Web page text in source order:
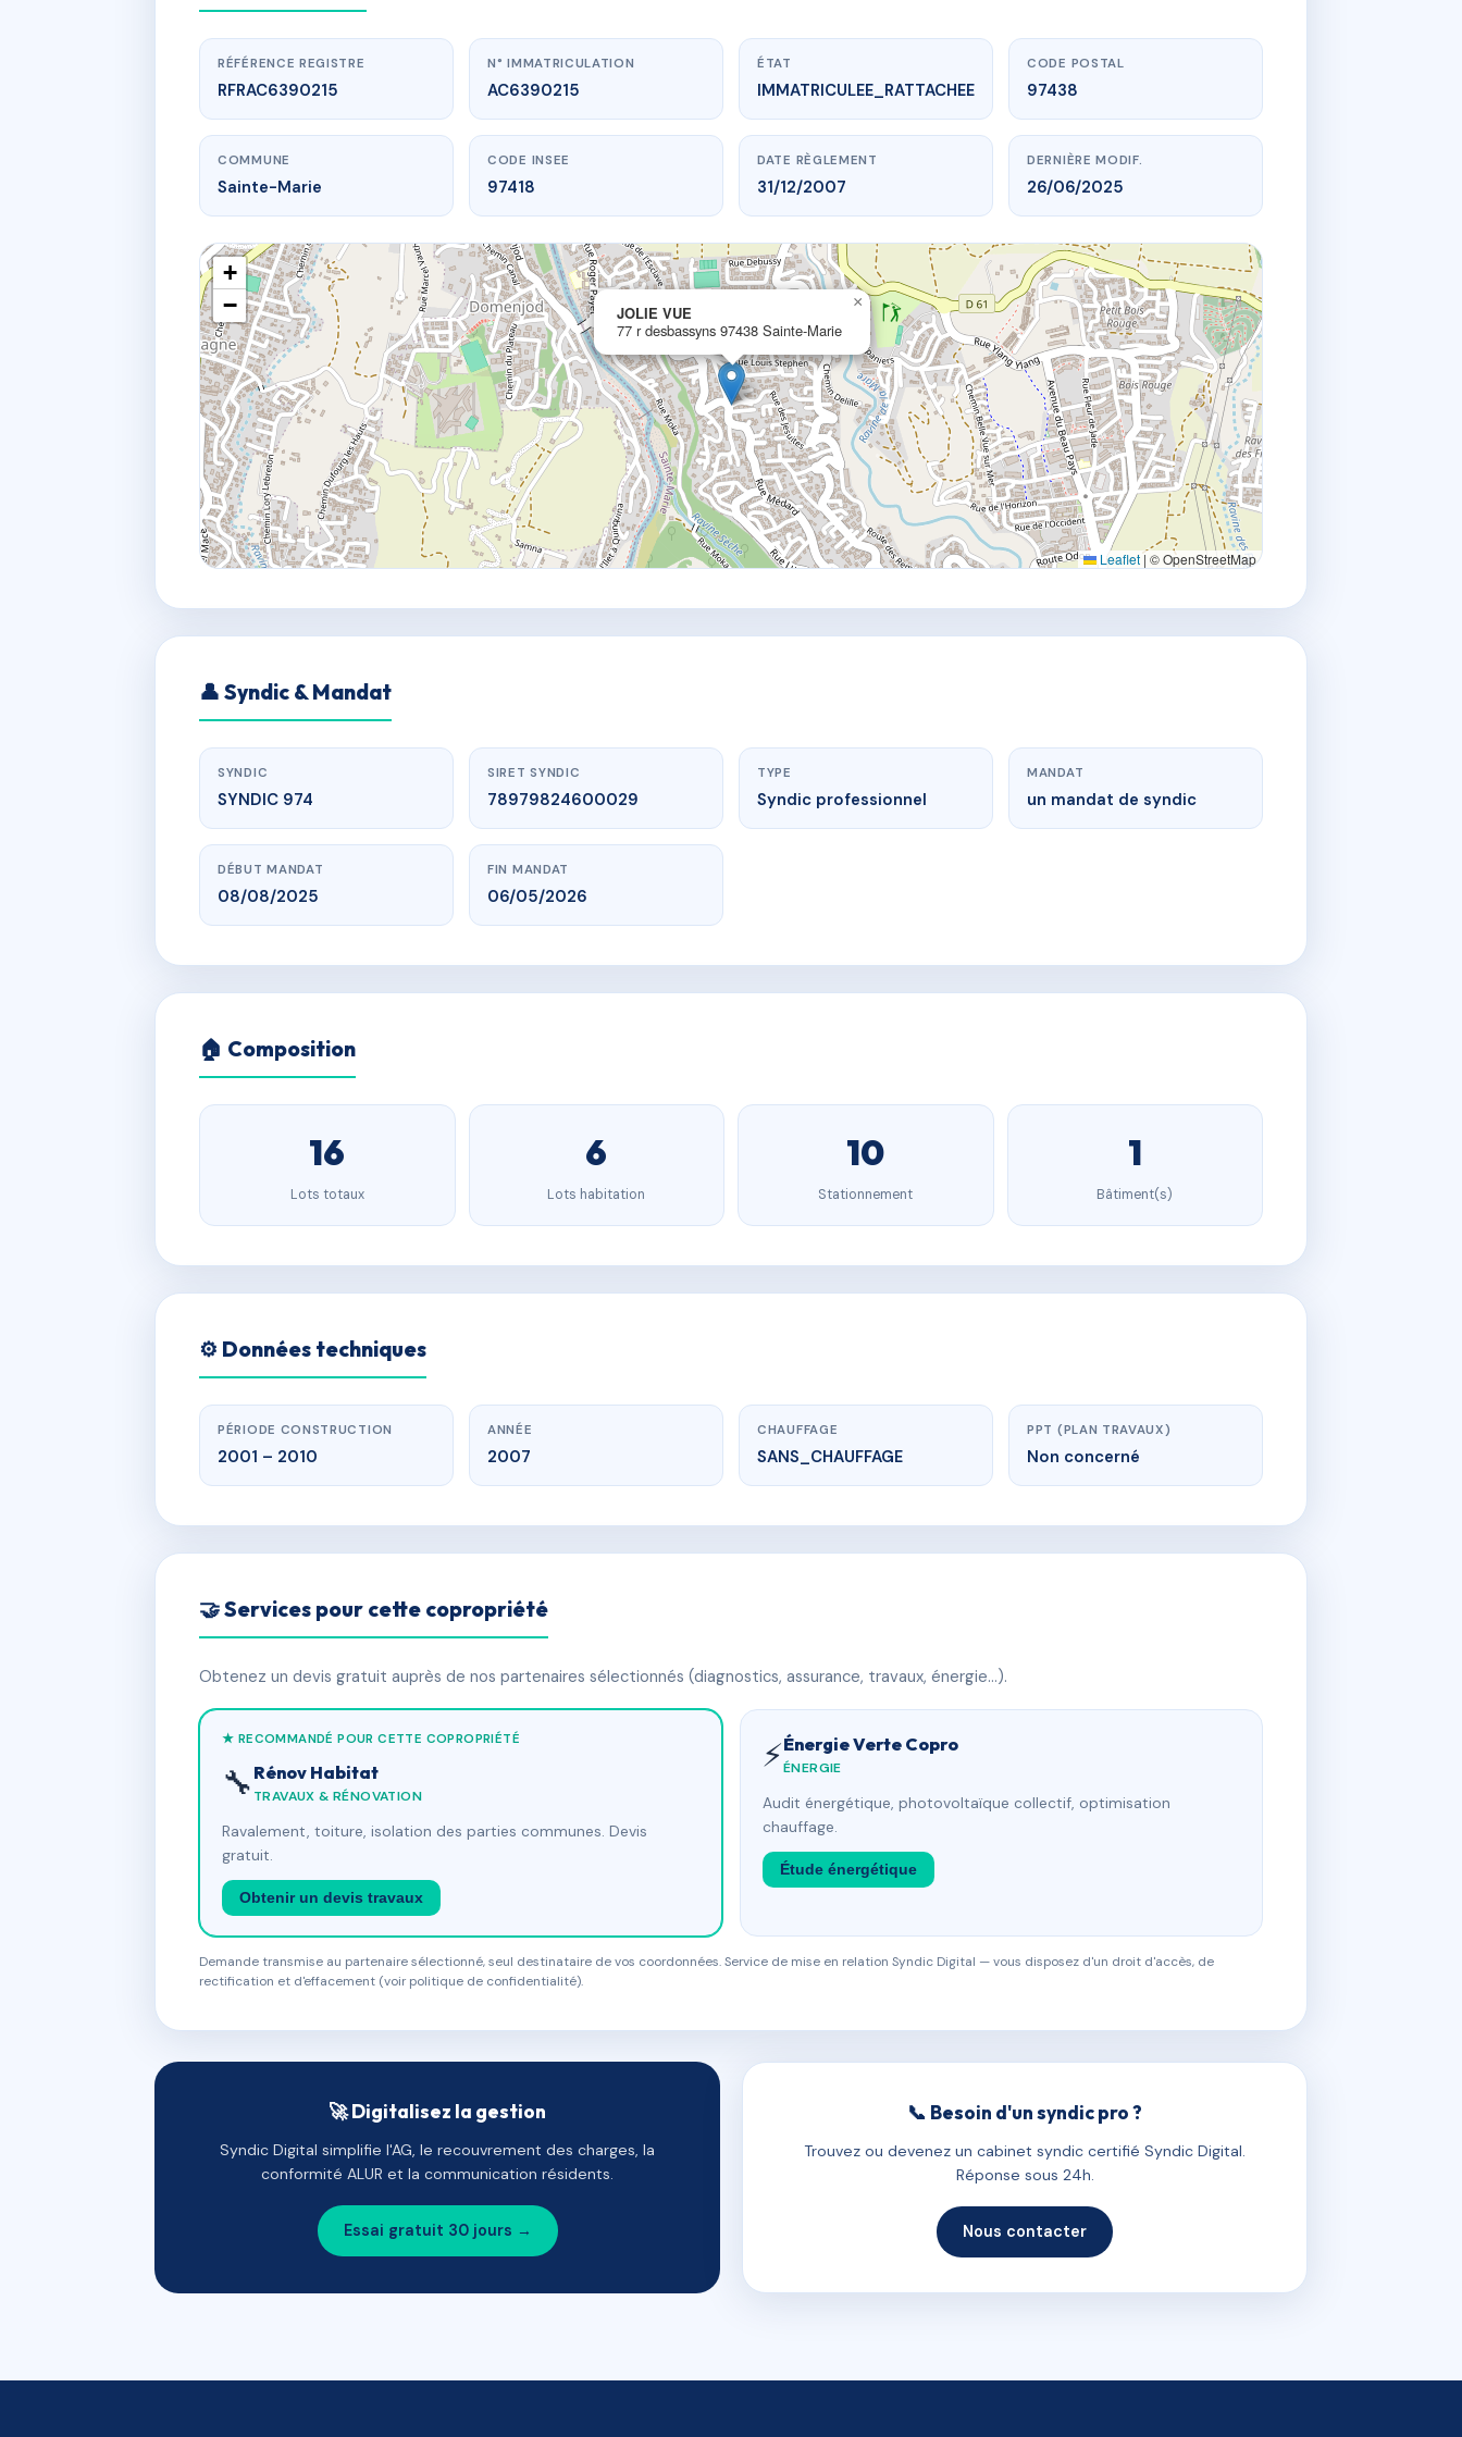
www.vme.plus/AC6390215
JOLIE VUE
77 r desbassyns97438 Sainte-Marie
RÉFÉRENCE REGISTRE
RFRAC6390215
N° IMMATRICULATION
AC6390215
ÉTAT
IMMATRICULEE_RATTACHEE
CODE POSTAL
97438
COMMUNE
Sainte-Marie
CODE INSEE
97418
DATE RÈGLEMENT
31/12/2007
DERNIÈRE MODIF.
26/06/2025
JOLIE VUE
77 r desbassyns 97438 Sainte-Marie
×
+
−
Leaflet| © OpenStreetMap
👤 Syndic & Mandat
SYNDIC
SYNDIC 974
SIRET SYNDIC
78979824600029
TYPE
Syndic professionnel
MANDAT
un mandat de syndic
DÉBUT MANDAT
08/08/2025
FIN MANDAT
06/05/2026
🏠 Composition
16
Lots totaux
6
Lots habitation
10
Stationnement
1
Bâtiment(s)
⚙️ Données techniques
PÉRIODE CONSTRUCTION
2001 – 2010
ANNÉE
2007
CHAUFFAGE
SANS_CHAUFFAGE
PPT (PLAN TRAVAUX)
Non concerné
🤝 Services pour cette copropriété
Obtenez un devis gratuit auprès de nos partenaires sélectionnés (diagnostics, assurance, travaux, énergie…).
★ RECOMMANDÉ POUR CETTE COPROPRIÉTÉ
🔧 Rénov Habitat
TRAVAUX & RÉNOVATION
Ravalement, toiture, isolation des parties communes. Devis
gratuit.
Obtenir un devis travaux
⚡Énergie Verte Copro
ÉNERGIE
Audit énergétique, photovoltaïque collectif, optimisation
chauffage.
Étude énergétique
Demande transmise au partenaire sélectionné, seul destinataire de vos coordonnées. Service de mise en relation Syndic Digital — vous disposez d'un droit d'accès, de
rectification et d'effacement (voir politique de confidentialité).
🚀 Digitalisez la gestion
Syndic Digital simplifie l'AG, le recouvrement des charges, la
conformité ALUR et la communication résidents.
Essai gratuit 30 jours →
📞 Besoin d'un syndic pro ?
Trouvez ou devenez un cabinet syndic certifié Syndic Digital.
Réponse sous 24h.
Nous contacter